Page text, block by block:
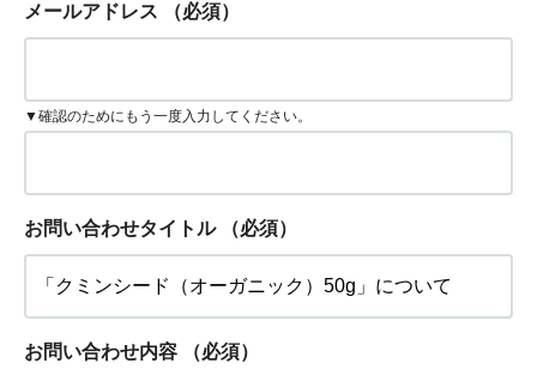
メールアドレス （必須）
▼確認のためにもう一度入力してください。
お問い合わせタイトル （必須）
お問い合わせ内容 （必須）